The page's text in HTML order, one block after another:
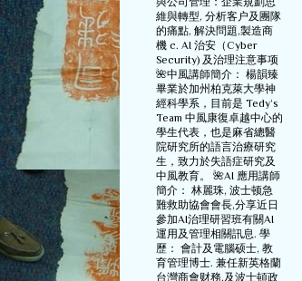
維與轉型, 分析客户及團隊
的痛點, 解決問題,製造商
機 c. AI 治安（Cyber
Security) 及治理注意事项
🌺中風講師簡介： 楊韻臻
畢業於加州柏克萊大學神
經科學系，目前是 Tedy‘s
Team 中風康復卓越中心的
學生代表，也是麻省總醫
院研究所的語言治療研究
生，致力於失語症研究及
中風教育。 🌺AI 應用講師
簡介： 林麗珠, 波士顿急
難救助協會會長,分享近日
參加AI治理研習班有關AI
運用及管理相關訊息. 學
歷： 會計及電腦硕士, 教
育管理博士. 兼任新英格蘭
台灣商會财務,及波士頓政